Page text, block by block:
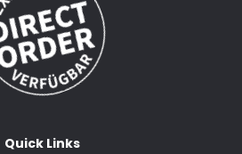
Quick Links